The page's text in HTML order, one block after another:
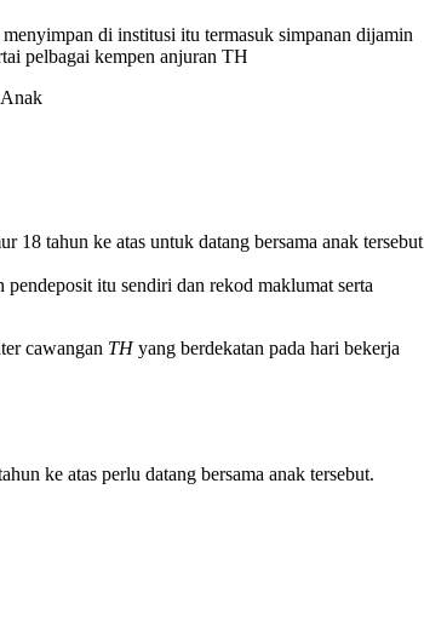
di institusi itu termasuk simpanan dijamin
pelbagai kempen anjuran TH
18 tahun ke atas untuk datang bersama anak tersebut
itu sendiri dan rekod maklumat serta
cawangan THyang berdekatan pada hari bekerja
ke atas perlu datang bersama anak tersebut.